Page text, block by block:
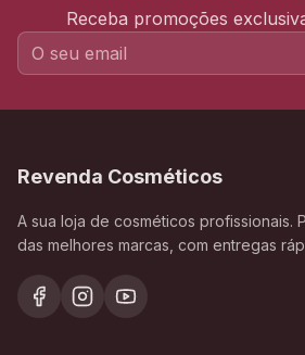
Receba promoções
Revenda Cosméticos
A sua loja de cosméticos profissionais.
das melhores marcas, com entregas